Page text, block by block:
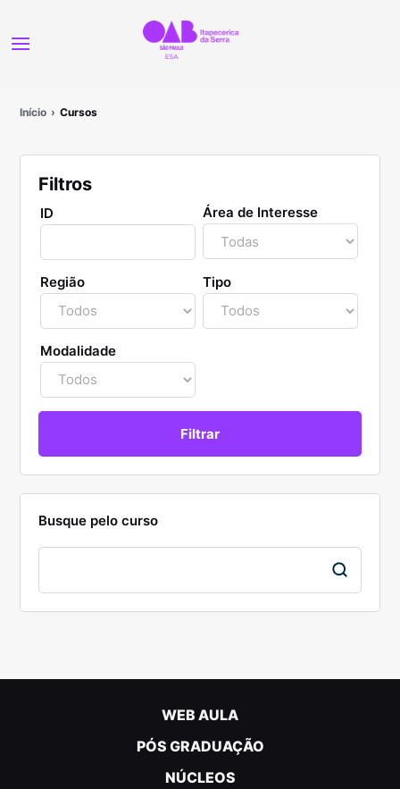
Início Cursos
Filtros
ID Área de Interesse
Região Tipo
Modalidade
Busque pelo curso
WEB AULA
PÓS GRADUAÇÃO
NÚCLEOS